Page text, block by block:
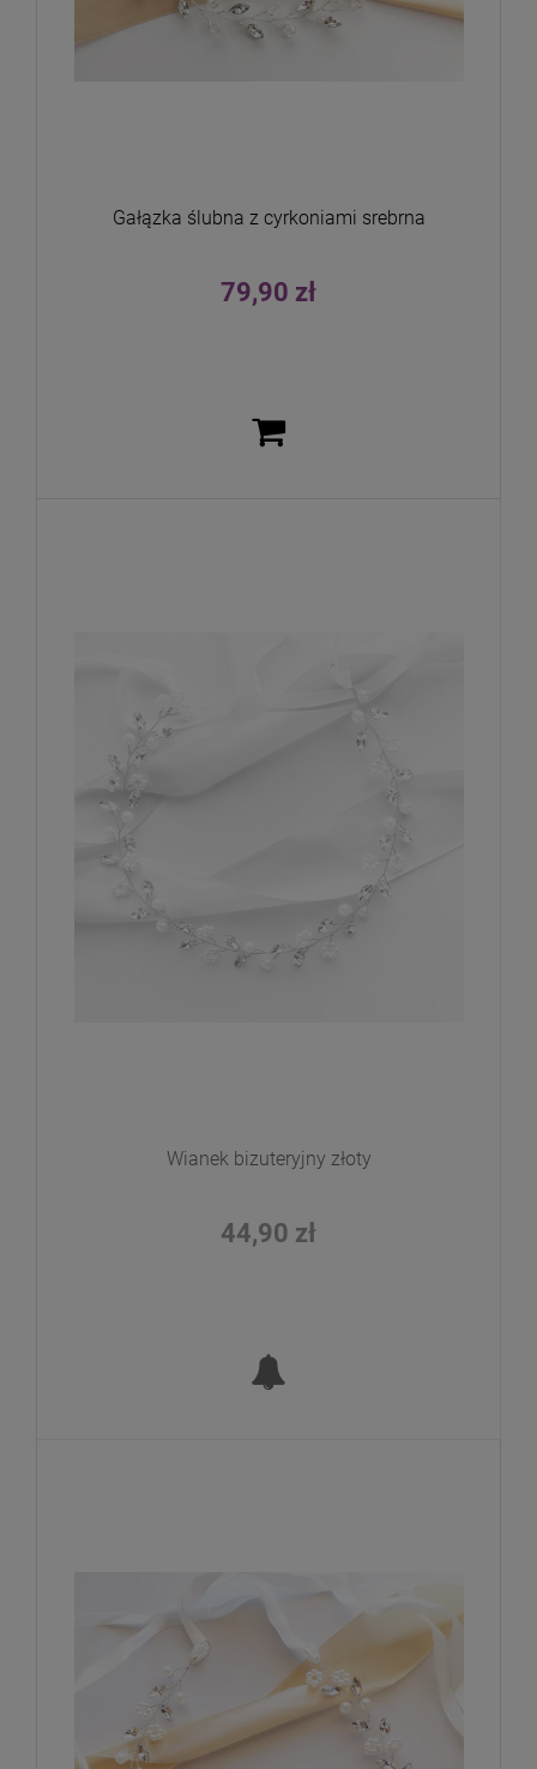
Gałązka ślubna z cyrkoniami srebrna
79,90 zł
Wianek bizuteryjny złoty
44,90 zł